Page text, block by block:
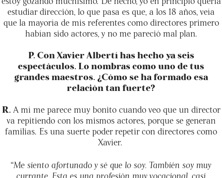
estudiar dirección, lo que pasa es que, a los 18 años, veía
que la mayoría de mis referentes como directores primero
habían sido actores, y no me pareció mal plan.
P. Con Xavier Albertí has hecho ya seis
espectáculos. Lo nombras como uno de tus
grandes maestros. ¿Cómo se ha formado esa
relación tan fuerte?
R. A mí me parece muy bonito cuando veo que un director
va repitiendo con los mismos actores, porque se generan
familias. Es una suerte poder repetir con directores como
Xavier.
“Me siento afortunado y sé que lo soy. También soy muy
currante. Esta es una profesión muy vocacional, casi